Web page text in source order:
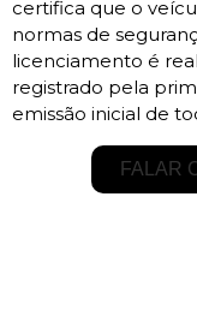
certifica que o
normas de
licenciamento é
registrado pela
emissão inicial de
FALAR